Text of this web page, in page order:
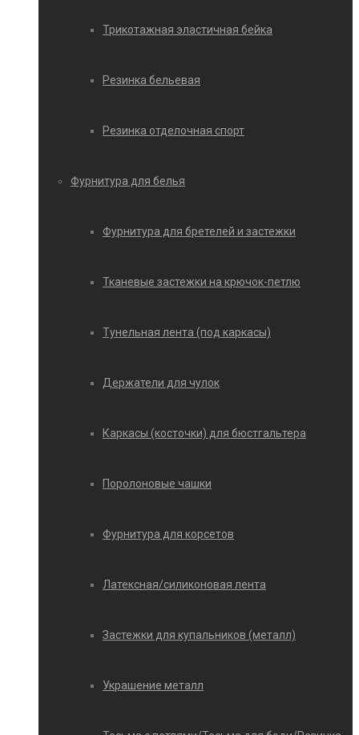
Трикотажная эластичная бейка
Резинка бельевая
Резинка отделочная спорт
Фурнитура для белья
Фурнитура для бретелей и застежки
Тканевые застежки на крючок-петлю
Тунельная лента (под каркасы)
Держатели для чулок
Каркасы (косточки) для бюстгальтера
Поролоновые чашки
Фурнитура для корсетов
Латексная/силиконовая лента
Застежки для купальников (металл)
Украшение металл